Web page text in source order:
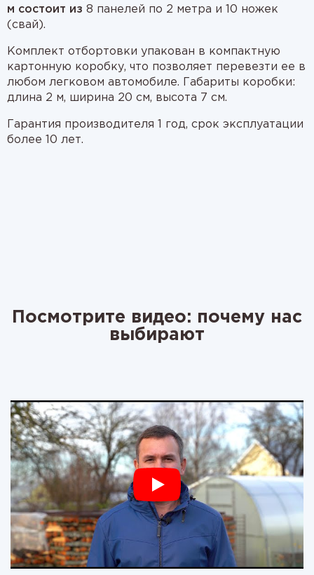
м состоит из 8 панелей по 2 метра и 10 ножек
(свай).
Комплект отбортовки упакован в компактную
картонную коробку, что позволяет перевезти ее в
любом легковом автомобиле. Габариты коробки:
длина 2 м, ширина 20 см, высота 7 см.
Гарантия производителя 1 год, срок эксплуатации
более 10 лет.
Посмотрите видео: почему нас
выбирают